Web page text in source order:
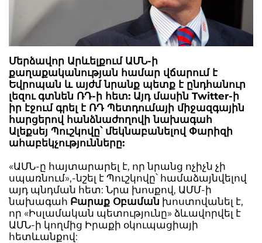
Մերձավոր Արևելքում ԱՄՆ-ի
քաղաքականության համար վճարում է
Եվրոպան և այժմ նրանք պետք է ընդհանուր
լեզու գտնեն ՌԴ-ի հետ: Այդ մասին Twitter-ի
իր էջում գրել է ՌԴ Պետդումայի միջազգային
հարցերով հանձնաժողովի նախագահ
Ալեքսեյ Պուշկովը՝ մեկնաբանելով Փարիզի
ահաբեկչությունները:
«ԱՄՆ-ը հայտարարել է, որ նրանց ոչիչն չի
սպառնում»,-նշել է Պուշկովը՝ համաձայնվելով
այդ պնդման հետ: Նրա խոսքով, ԱՄՄ-ի
նախագահ Բարաք Օբաման խոստովանել է,
որ «Իսլամական պետությունը» ձևավորվել է
ԱՄՆ-ի կողմից Իրաքի օկուպացիայի
հետևանքով: